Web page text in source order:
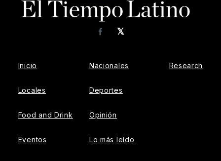
𝕏
Facebook
Inicio
Locales
Food and Drink
Eventos
Nacionales
Deportes
Opinión
Lo más leído
Research